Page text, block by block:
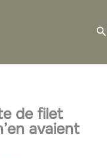
de filet
avaient